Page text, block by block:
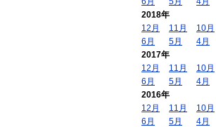
2018年
12月
11月 10月
6月
5月 4月
2017年
12月
11月 10月
6月
5月 4月
2016年
12月
11月 10月
6月
5月 4月